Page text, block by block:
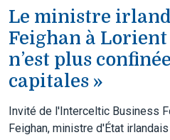
Le ministre
Feighan à
n’est plus
capitales »
Invité de l'Interceltic Business
Feighan, ministre d'État